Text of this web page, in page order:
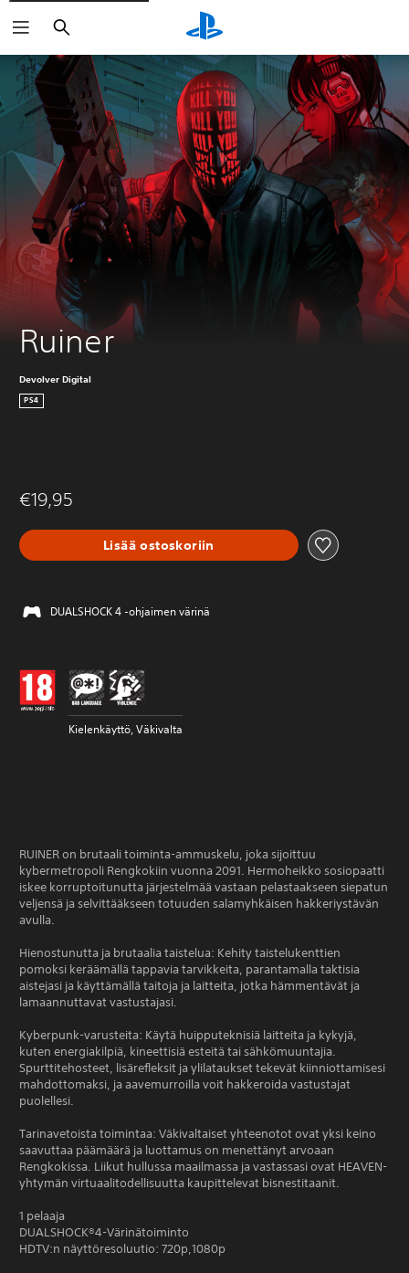
Haku
Ruiner
Devolver Digital
PS4
€19,95
Lisää ostoskoriin
DUALSHOCK 4 -ohjaimen värinä
Kielenkäyttö, Väkivalta
RUINER on brutaali toiminta-ammuskelu, joka sijoittuu
kybermetropoli Rengkokiin vuonna 2091. Hermoheikko sosiopaatti
iskee korruptoitunutta järjestelmää vastaan pelastaakseen siepatun
veljensä ja selvittääkseen totuuden salamyhkäisen hakkeriystävän
avulla.
Hienostunutta ja brutaalia taistelua: Kehity taistelukenttien
pomoksi keräämällä tappavia tarvikkeita, parantamalla taktisia
aistejasi ja käyttämällä taitoja ja laitteita, jotka hämmentävät ja
lamaannuttavat vastustajasi.
Kyberpunk-varusteita: Käytä huipputeknisiä laitteita ja kykyjä,
kuten energiakilpiä, kineettisiä esteitä tai sähkömuuntajia.
Spurttitehosteet, lisärefleksit ja ylilataukset tekevät kiinniottamisesi
mahdottomaksi, ja aavemurroilla voit hakkeroida vastustajat
puolellesi.
Tarinavetoista toimintaa: Väkivaltaiset yhteenotot ovat yksi keino
saavuttaa päämäärä ja luottamus on menettänyt arvoaan
Rengkokissa. Liikut hullussa maailmassa ja vastassasi ovat HEAVEN-
yhtymän virtuaalitodellisuutta kaupittelevat bisnestitaanit.
1 pelaaja
DUALSHOCK®4-Värinätoiminto
HDTV:n näyttöresoluutio: 720p,1080p